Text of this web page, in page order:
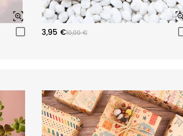
3,95 €10,00 €